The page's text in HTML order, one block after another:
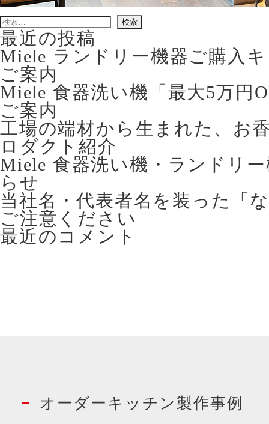
検
索:
最近の投稿
Miele ランドリー機器ご購入
ご案内
Miele 食器洗い機「最大5万円
ご案内
工場の端材から生まれた、お
ロダクト紹介
Miele 食器洗い機・ランドリ
らせ
当社名・代表者名を装った「
ご注意ください
最近のコメント
オーダーキッチン製作事例